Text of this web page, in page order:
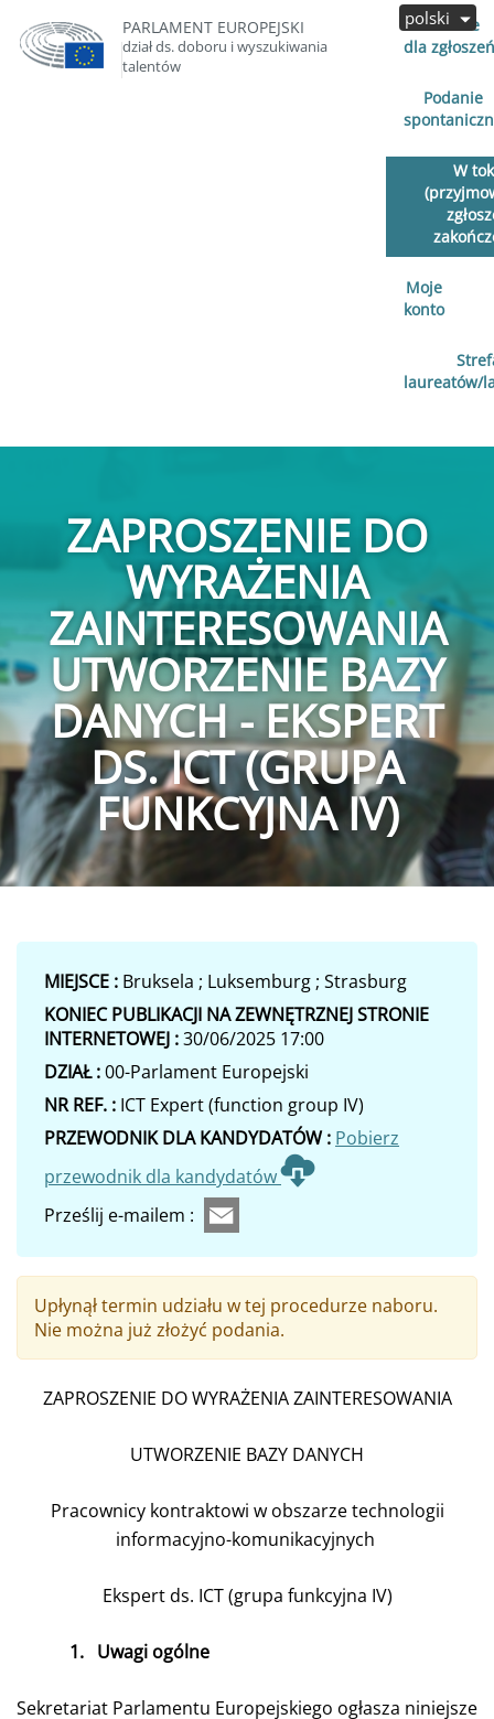
PARLAMENT EUROPEJSKI
dział ds. doboru i wyszukiwania
talentów
Otwarte
dla zgłoszeń
Podanie
W
Moje
konto
laureatów/
polski
ZAPROSZENIE DO
WYRAŻENIA
ZAINTERESOWANIA
UTWORZENIE BAZY
DANYCH - EKSPERT
DS. ICT (GRUPA
FUNKCYJNA IV)
MIEJSCE : Bruksela ; Luksemburg ; Strasburg
KONIEC PUBLIKACJI NA ZEWNĘTRZNEJ STRONIE
INTERNETOWEJ :30/06/2025 17:00
DZIAŁ :00-Parlament Europejski
NR REF. : ICT Expert (function group IV)
PRZEWODNIK DLA KANDYDATÓW : Pobierz
przewodnik dla kandydatów
Prześlij e-mailem :
Upłynął termin udziału w tej procedurze naboru.
Nie można już złożyć podania.
ZAPROSZENIE DO WYRAŻENIA ZAINTERESOWANIA
UTWORZENIE BAZY DANYCH
Pracownicy kontraktowi w obszarze technologii
informacyjno-komunikacyjnych
Ekspert ds. ICT (grupa funkcyjna IV)
1. Uwagi ogólne
Sekretariat Parlamentu Europejskiego ogłasza niniejsze